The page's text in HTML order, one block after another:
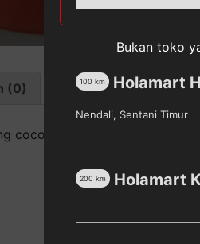
(0)
cocok Untuk Menanam
Bukan toko
Holamart
100 km
Nendali, Sentani Timur
Holamart
200 km